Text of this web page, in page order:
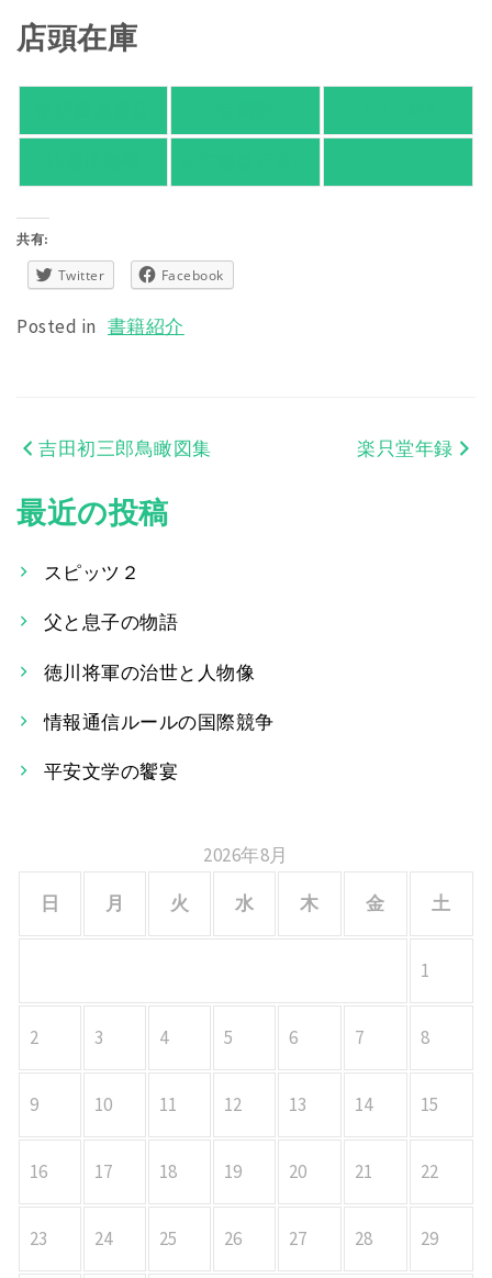
店頭在庫
共有:
Twitter Facebook
Posted in 書籍紹介
投
稿
ビ
ゲ
ー
シ
ョ
吉田初三郎鳥瞰図集 楽只堂年録
最近の投稿
スピッツ２
父と息子の物語
徳川将軍の治世と人物像
情報通信ルールの国際競争
平安文学の饗宴
2026年8月
日
月 火 水 木 金 土
1
2 3 4 5 6 7 8
9 10 11 12 13 14 15
16 17 18 19 20 21 22
23 24 25 26 27 28 29